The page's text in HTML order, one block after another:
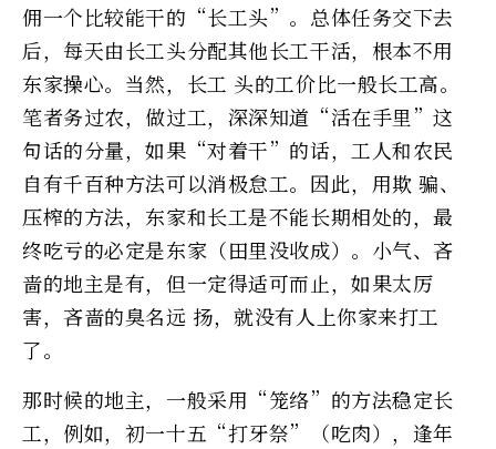
佣一个比较能干的“长工头”。总体任务交下去
后，每天由长工头分配其他长工干活，根本不用
东家操心。当然，长工 头的工价比一般长工高。
笔者务过农，做过工，深深知道“活在手里”这
句话的分量，如果“对着干”的话，工人和农民
自有千百种方法可以消极怠工。因此，用欺 骗、
压榨的方法，东家和长工是不能长期相处的，最
终吃亏的必定是东家（田里没收成）。小气、吝
啬的地主是有，但一定得适可而止，如果太厉
害，吝啬的臭名远 扬，就没有人上你家来打工
了。
那时候的地主，一般采用“笼络”的方法稳定长
工，例如，初一十五“打牙祭”（吃肉），逢年